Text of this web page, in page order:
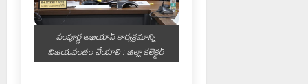
సంపూర్ణ అభియాన్ కార్యక్రమాన్ని
విజయవంతం చేయాలి : జిల్లా కలెక్టర్